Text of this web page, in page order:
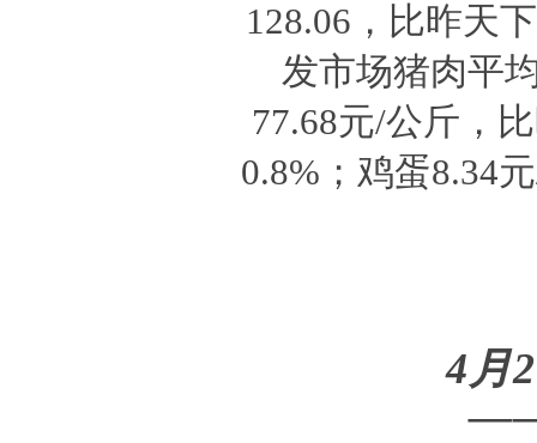
128.06，比昨天
发市场猪肉平
77.68元/公斤，
0.8%；鸡蛋8.34
4月